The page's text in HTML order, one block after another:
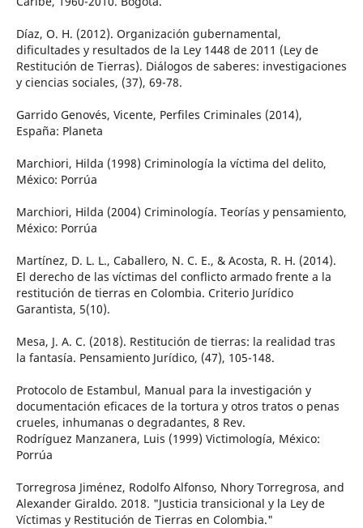
Díaz, O. H. (2012). Organización gubernamental,
dificultades y resultados de la Ley 1448 de 2011 (Ley de
Restitución de Tierras). Diálogos de saberes: investigaciones
y ciencias sociales, (37), 69-78.
Garrido Genovés, Vicente, Perfiles Criminales (2014),
España: Planeta
Marchiori, Hilda (1998) Criminología la víctima del delito,
México: Porrúa
Marchiori, Hilda (2004) Criminología. Teorías y pensamiento,
México: Porrúa
Martínez, D. L. L., Caballero, N. C. E., & Acosta, R. H. (2014).
El derecho de las víctimas del conflicto armado frente a la
restitución de tierras en Colombia. Criterio Jurídico
Garantista, 5(10).
Mesa, J. A. C. (2018). Restitución de tierras: la realidad tras
la fantasía. Pensamiento Jurídico, (47), 105-148.
Protocolo de Estambul, Manual para la investigación y
documentación eficaces de la tortura y otros tratos o penas
crueles, inhumanas o degradantes, 8 Rev.
Rodríguez Manzanera, Luis (1999) Victimología, México:
Porrúa
Torregrosa Jiménez, Rodolfo Alfonso, Nhory Torregrosa, and
Alexander Giraldo. 2018. "Justicia transicional y la Ley de
Víctimas y Restitución de Tierras en Colombia."